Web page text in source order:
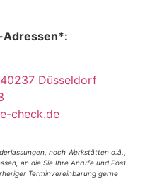
Adressen*:
Düsseldorf
check.de
noch Werkstätten o.ä.,
an die Sie Ihre Anrufe und Post
Terminvereinbarung gerne